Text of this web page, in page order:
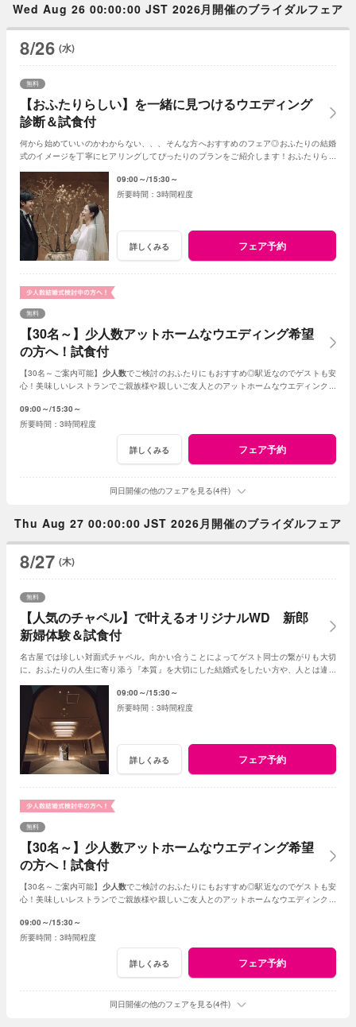
Wed Aug 26 00:00:00 JST 2026月開催のブライダルフェア
8/26 (水)
【おふたりらしい】を一緒に見つけるウエディング
診断＆試食付
無料
何から始めていいのかわからない、、、そんな方へおすすめのフェア◎おふたりの結婚
式のイメージを丁寧にヒアリングしてぴったりのプランをご紹介します！おふたりらし
09:00～ 15:30～
3時間程度
詳しくみる フェア予約
【30名～】少人数アットホームなウエディング希望
の方へ！試食付
無料
【30名～ご案内可能】 少人数でご検討のおふたりにもおすすめ◎駅近なのでゲストも安
心！美味しいレストランでご親族様や親しいご友人とのアットホームなウエディングが
09:00～ 15:30～
3時間程度
詳しくみる フェア予約
同日開催の他のフェアを見る(4件)
Thu Aug 27 00:00:00 JST 2026月開催のブライダルフェア
8/27 (木)
【人気のチャペル】で叶えるオリジナルWD 新郎
新婦体験＆試食付
無料
名古屋では珍しい対面式チャペル。向かい合うことによってゲスト同士の繋がりも大切
に。おふたりの人生に寄り添う『本質』を大切にした結婚式をしたい方や、人とは違う
09:00～ 15:30～
3時間程度
詳しくみる フェア予約
【30名～】少人数アットホームなウエディング希望
の方へ！試食付
無料
【30名～ご案内可能】 少人数でご検討のおふたりにもおすすめ◎駅近なのでゲストも安
心！美味しいレストランでご親族様や親しいご友人とのアットホームなウエディングが
09:00～ 15:30～
3時間程度
詳しくみる フェア予約
同日開催の他のフェアを見る(4件)